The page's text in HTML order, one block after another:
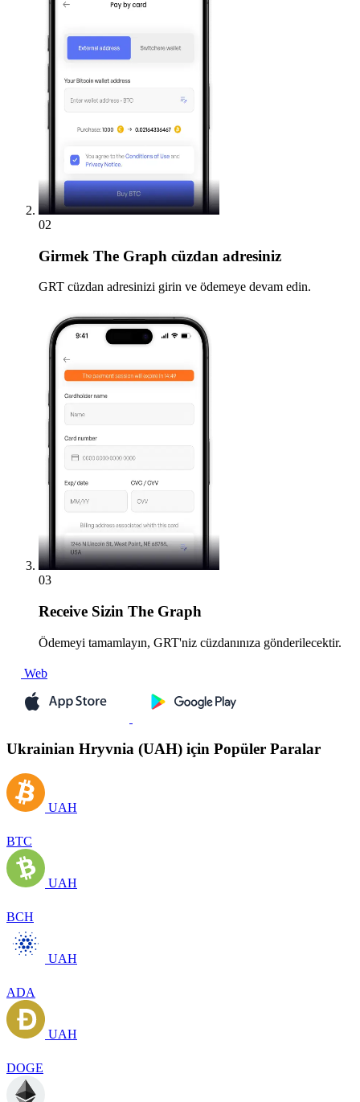
02
Girmek The Graph cüzdan adresiniz
GRT cüzdan adresinizi girin ve ödemeye devam edin.
03
Receive Sizin The Graph
Ödemeyi tamamlayın, GRT'niz cüzdanınıza gönderilecektir.
Web
Ukrainian Hryvnia (UAH) için Popüler Paralar
UAH
BTC
UAH
BCH
UAH
ADA
UAH
DOGE